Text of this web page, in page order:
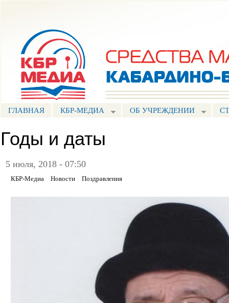
ГЛАВНАЯ КБР-МЕДИА ОБ УЧРЕЖДЕНИИ
Годы и даты
5 июля, 2018 - 07:50
КБР-Медиа Новости Поздравления